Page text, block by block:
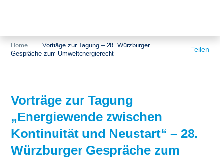
Grundsatzfragen
Märkte
Blog
Karriere
Über uns
Home
Vorträge zur Tagung – 28. Würzburger
Gespräche zum Umweltenergierecht
Teilen
Vorträge zur Tagung
„Energiewende zwischen
Kontinuität und Neustart“ – 28.
Würzburger Gespräche zum